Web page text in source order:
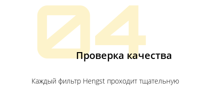
04
Проверка качества
Каждый фильтр Hengst проходит тщательную